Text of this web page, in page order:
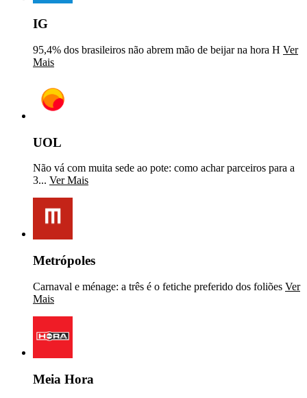
IG
95,4% dos brasileiros não abrem mão de beijar na hora H Ver
Mais
UOL
Não vá com muita sede ao pote: como achar parceiros para a
3... Ver Mais
Metrópoles
Carnaval e ménage: a três é o fetiche preferido dos foliões Ver
Mais
Meia Hora